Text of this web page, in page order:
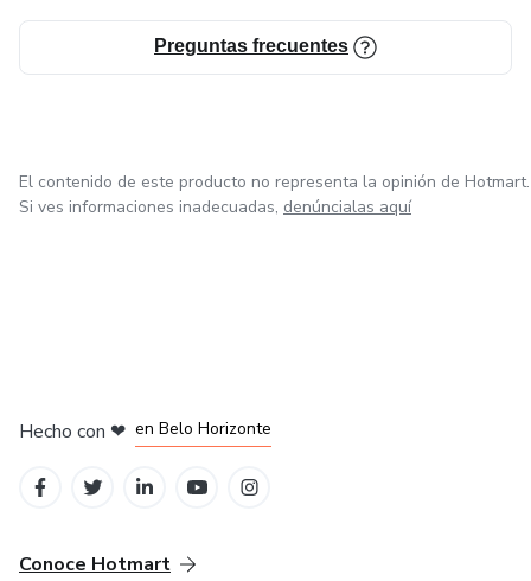
Preguntas frecuentes
El contenido de este producto no representa la opinión de Hotmart.
Si ves informaciones inadecuadas, denúncialas aquí
Hecho con ❤ en Belo Horizonte
Conoce Hotmart